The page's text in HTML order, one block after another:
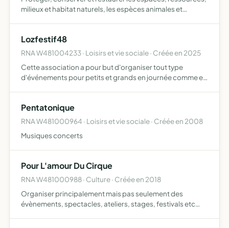
milieux et habitat naturels, les espèces animales et
Lozfestif48
RNA W481004233 · Loisirs et vie sociale · Créée en 2025
Cette association a pour but d'organiser tout type
d'événements pour petits et grands en journée comme en
que vous…
Pentatonique
RNA W481000964 · Loisirs et vie sociale · Créée en 2008
Musiques concerts
Pour L'amour Du Cirque
RNA W481000988 · Culture · Créée en 2018
Organiser principalement mais pas seulement des
évènements, spectacles, ateliers, stages, festivals etc